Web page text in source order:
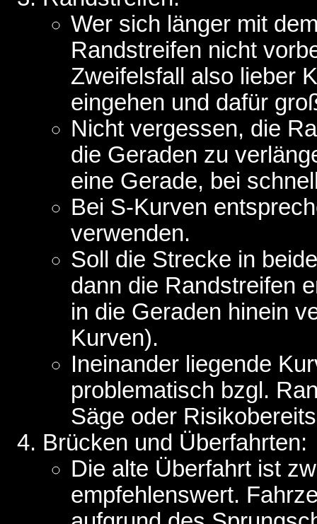
Wer sich länger mit
Randstreifen nicht
Zweifelsfall also lieber
eingehen und dafür
Nicht vergessen, die
die Geraden zu
eine Gerade, bei
Bei S-Kurven
verwenden.
Soll die Strecke in
dann die Randstreifen
in die Geraden hinein
Kurven).
Ineinander liegende
problematisch bzgl.
Säge oder
Brücken und Überfahrten:
Die alte Überfahrt ist
empfehlenswert.